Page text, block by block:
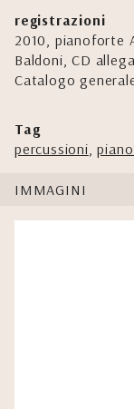
registrazioni
2010, pianoforte
Baldoni, CD
Catalogo
Tag
percussioni,
IMMAGINI